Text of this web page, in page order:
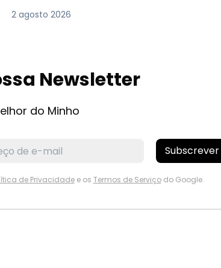
2 agosto 2026
Newsletter
do Minho
Subscrever
de Privacidadee os Termos de Serviçodo Google.